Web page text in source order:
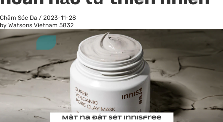
Chăm Sóc Da / 2023-11-28
by Watsons Vietnam 5832